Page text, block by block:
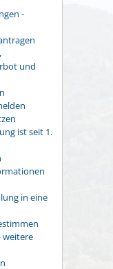
-
und
ist seit 1.
in eine
weitere